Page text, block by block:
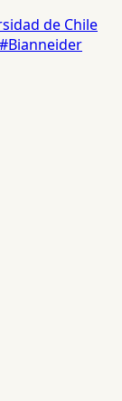
de Chile
#Bianneider